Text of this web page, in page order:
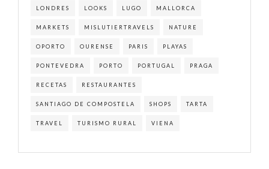
LONDRES LOOKS LUGO MALLORCA
MARKETS MISLUTIERTRAVELS NATURE
OPORTO OURENSE PARIS PLAYAS
PONTEVEDRA PORTO PORTUGAL PRAGA
RECETAS RESTAURANTES
SANTIAGO DE COMPOSTELA SHOPS TARTA
TRAVEL TURISMO RURAL VIENA